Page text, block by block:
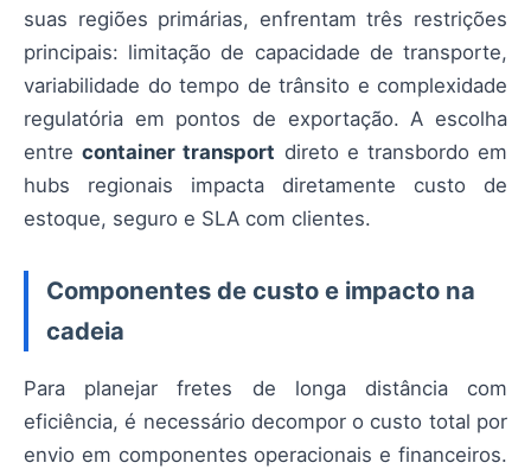
suas regiões primárias, enfrentam três restrições
principais: limitação de capacidade de transporte,
variabilidade do tempo de trânsito e complexidade
regulatória em pontos de exportação. A escolha
entrecontainer transport direto e transbordo em
hubs regionais impacta diretamente custo de
estoque, seguro e SLA com clientes.
Componentes de custo e impacto na
cadeia
Para planejar fretes de longa distância com
eficiência, é necessário decompor o custo total por
envio em componentes operacionais e financeiros.